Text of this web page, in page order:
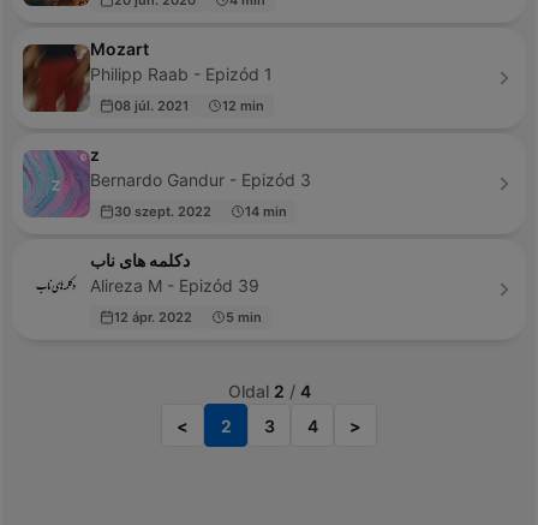
Mozart
Philipp Raab - Epizód 1
08 júl. 2021 12 min
z
Bernardo Gandur - Epizód 3
30 szept. 2022 14 min
دکلمه‌ های ناب
Alireza M - Epizód 39
12 ápr. 2022 5 min
Oldal 2 / 4
<
2 3 4 >